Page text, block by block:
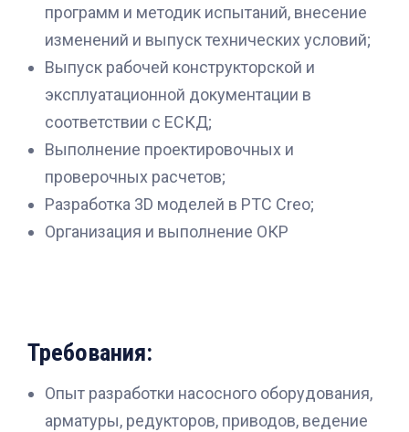
программ и методик испытаний, внесение
изменений и выпуск технических условий;
Выпуск рабочей конструкторской и
эксплуатационной документации в
соответствии с ЕСКД;
Выполнение проектировочных и
проверочных расчетов;
Разработка 3D моделей в РТС Creo;
Организация и выполнение ОКР
Требования:
Опыт разработки насосного оборудования,
арматуры, редукторов, приводов, ведение